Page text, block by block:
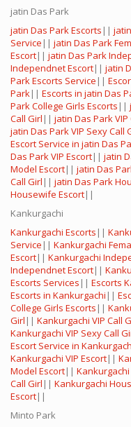
jatin Das Park
jatin Das Park Escorts ||
Service || jatin Das Park
Escort|| jatin Das Park
Independnet Escort|| jatin
Park Escorts Service ||
Park|| Escorts in jatin Das
Park College Girls Escorts ||
Call Girl || jatin Das Park VIP
jatin Das Park VIP Sexy Call
Escort Service in jatin Das
Das Park VIP Escort|| jatin
Model Escort|| jatin Das
Call Girl || jatin Das Park
Housewife Escort||
Kankurgachi
Kankurgachi Escorts ||
Service || Kankurgachi
Escort|| Kankurgachi
Independnet Escort||
Escorts Services || Escorts
Escorts in Kankurgachi ||
College Girls Escorts ||
Girl || Kankurgachi VIP Call
Kankurgachi VIP Sexy Call
Escort Service in
Kankurgachi VIP Escort||
Model Escort||
Call Girl || Kankurgachi
Escort||
Minto Park